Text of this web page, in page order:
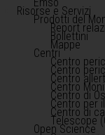
Risorse e Servizi
Prodotti del
Report
Bollettini
Mappe
Centri
Centro
Centro
Centro
Centro
Centro di
Centro per
Centro di
Telescope
Open Science